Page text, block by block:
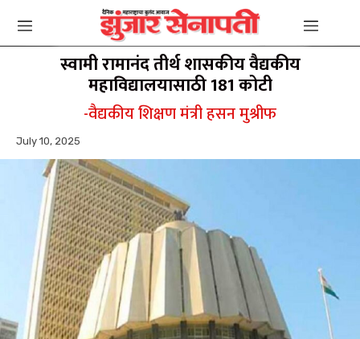
स्वामी रामानंद तीर्थ शासकीय वैद्यकीय
महाविद्यालयासाठी 181 कोटी
-वैद्यकीय शिक्षण मंत्री हसन मुश्रीफ
July 10, 2025